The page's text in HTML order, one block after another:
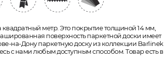
квадратный метр. Это покрытие толщиной 14 мм,
поверхность паркетной доски имеет
на-Дону паркетную доску из коллекции Barlinek
с нами любым доступным способом. Товар есть в